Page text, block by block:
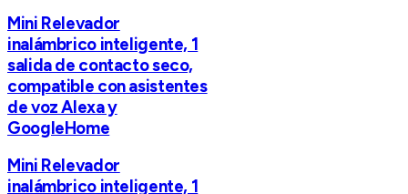
Mini Relevador
inalámbrico inteligente, 1
salida de contacto seco,
compatible con asistentes
de voz Alexa y
GoogleHome
Mini Relevador
inalámbrico inteligente, 1